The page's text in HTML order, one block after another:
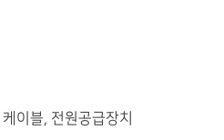
이블, 전원공급장치